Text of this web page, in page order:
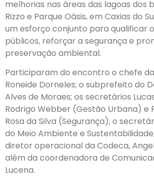
melhorias nas áreas das lagoas dos
Rizzo e Parque Oásis, em Caxias do
um esforço conjunto para qualificar
públicos, reforçar a segurança e
preservação ambiental.
Participaram do encontro o chefe da
Roneide Dorneles; o subprefeito do
Alves de Moraes; os secretários
Rodrigo Webber (Gestão Urbana) e
Rosa da Silva (Segurança); o
do Meio Ambiente e
diretor operacional da Codeca,
além da coordenadora de
Lucena.